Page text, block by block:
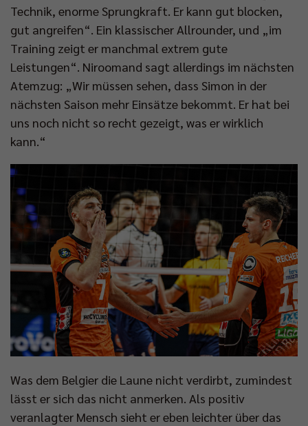
Technik, enorme Sprungkraft. Er kann gut blocken,
gut angreifen“. Ein klassischer Allrounder, und „im
Training zeigt er manchmal extrem gute
Leistungen“. Niroomand sagt allerdings im nächsten
Atemzug: „Wir müssen sehen, dass Simon in der
nächsten Saison mehr Einsätze bekommt. Er hat bei
uns noch nicht so recht gezeigt, was er wirklich
kann.“
Was dem Belgier die Laune nicht verdirbt, zumindest
lässt er sich das nicht anmerken. Als positiv
veranlagter Mensch sieht er eben leichter über das
Impressum | Datenschutzerklärung